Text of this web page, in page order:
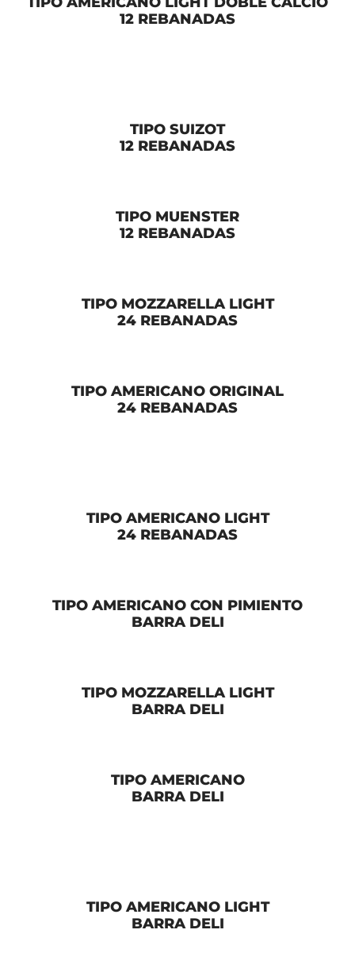
12 REBANADAS
TIPO SUIZOT
12 REBANADAS
TIPO MUENSTER
12 REBANADAS
TIPO MOZZARELLA LIGHT
24 REBANADAS
TIPO AMERICANO ORIGINAL
24 REBANADAS
TIPO AMERICANO LIGHT
24 REBANADAS
TIPO AMERICANO CON PIMIENTO
BARRA DELI
TIPO MOZZARELLA LIGHT
BARRA DELI
TIPO AMERICANO
BARRA DELI
TIPO AMERICANO LIGHT
BARRA DELI